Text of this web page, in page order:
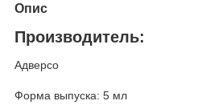
Опис
Производитель:
Адверсо
Форма выпуска: 5 мл